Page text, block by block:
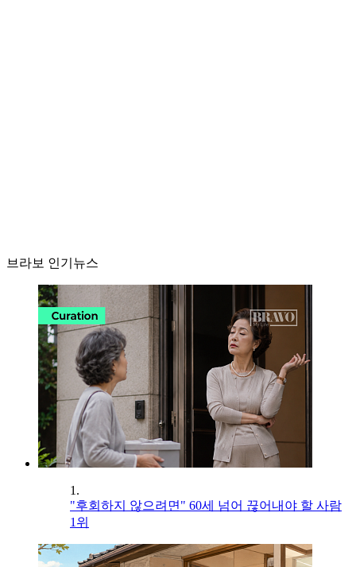
브라보 인기뉴스
1.
"후회하지 않으려면" 60세 넘어 끊어내야 할 사람
1위